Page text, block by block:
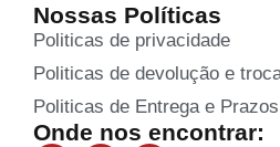
Nossas Políticas
Politicas de privacidade
Politicas de devolução e
Politicas de Entrega e Prazos
Onde nos encontrar: